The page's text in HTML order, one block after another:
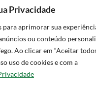
Privacidade
para aprimorar sua
ou conteúdo
Ao clicar em “Aceitar
uso de cookies e com a